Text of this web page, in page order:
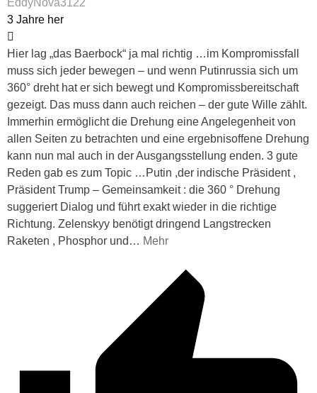
EddyNova3122
3 Jahre her
Hier lag „das Baerbock“ ja mal richtig …im Kompromissfall
muss sich jeder bewegen – und wenn Putinrussia sich um
360° dreht hat er sich bewegt und Kompromissbereitschaft
gezeigt. Das muss dann auch reichen – der gute Wille zählt.
Immerhin ermöglicht die Drehung eine Angelegenheit von
allen Seiten zu betrachten und eine ergebnisoffene Drehung
kann nun mal auch in der Ausgangsstellung enden. 3 gute
Reden gab es zum Topic …Putin ,der indische Präsident ,
Präsident Trump – Gemeinsamkeit : die 360 ° Drehung
suggeriert Dialog und führt exakt wieder in die richtige
Richtung. Zelenskyy benötigt dringend Langstrecken
Raketen , Phosphor und … Mehr